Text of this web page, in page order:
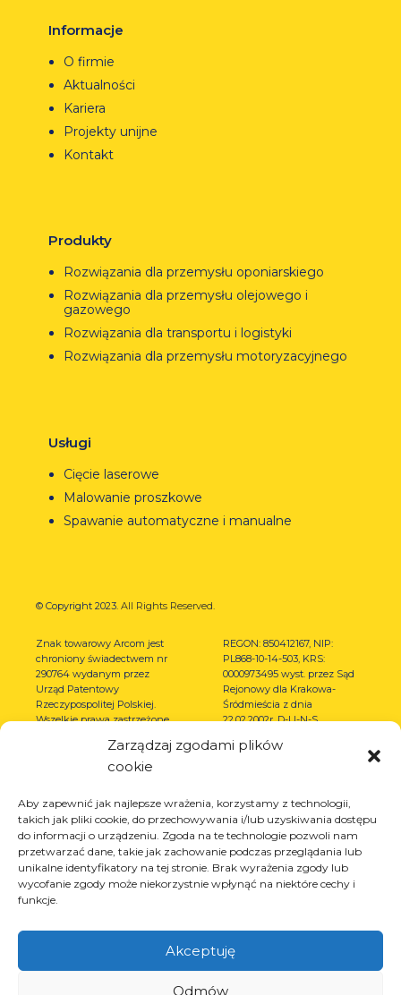
Zarządzaj zgodami plików
cookie
Aby zapewnić jak najlepsze wrażenia, korzystamy z technologii,
takich jak pliki cookie, do przechowywania i/lub uzyskiwania dostępu
do informacji o urządzeniu. Zgoda na te technologie pozwoli nam
przetwarzać dane, takie jak zachowanie podczas przeglądania lub
unikalne identyfikatory na tej stronie. Brak wyrażenia zgody lub
wycofanie zgody może niekorzystnie wpłynąć na niektóre cechy i
funkcje.
Akceptuję
Odmów
Informacje
O firmie
Aktualności
Kariera
Projekty unijne
Kontakt
Produkty
Rozwiązania dla przemysłu oponiarskiego
Rozwiązania dla przemysłu olejowego i
gazowego
Rozwiązania dla transportu i logistyki
Rozwiązania dla przemysłu motoryzacyjnego
Usługi
Cięcie laserowe
Malowanie proszkowe
Spawanie automatyczne i manualne
© Copyright 2023. All Rights Reserved.
Znak towarowy Arcom jest
chroniony świadectwem nr
290764 wydanym przez
Urząd Patentowy
Rzeczypospolitej Polskiej.
Wszelkie prawa zastrzeżone.
REGON: 850412167, NIP:
PL868-10-14-503, KRS:
0000973495 wyst. przez Sąd
Rejonowy dla Krakowa-
Śródmieścia z dnia
22.02.2002r. D-U-N-S